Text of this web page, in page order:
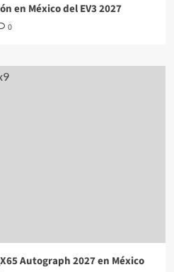
en México del EV3 2027
0
Autograph 2027 en México